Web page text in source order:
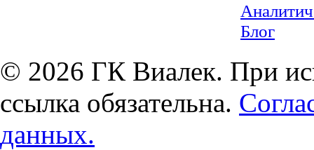
Блог
© 2026 ГК Виалек. При
ссылка обязательна.
данных.